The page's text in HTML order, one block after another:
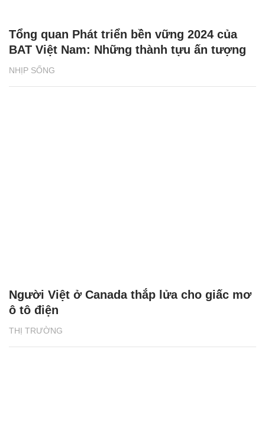
NHỊP SỐNG
Tổng quan Phát triển bền vững 2024 của
BAT Việt Nam: Những thành tựu ấn tượng
THỊ TRƯỜNG
Người Việt ở Canada thắp lửa cho giấc mơ
ô tô điện